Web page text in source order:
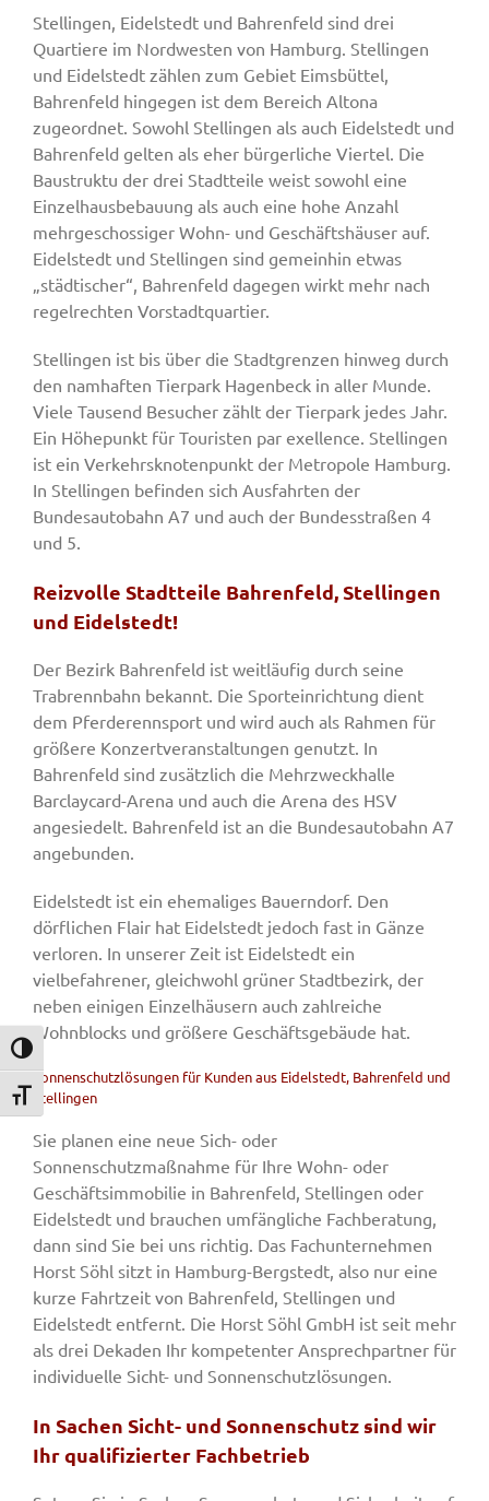
Umschalten auf hohe Kontraste
Schrift vergrößern
Stellingen, Eidelstedt und Bahrenfeld sind drei
Quartiere im Nordwesten von Hamburg. Stellingen
und Eidelstedt zählen zum Gebiet Eimsbüttel,
Bahrenfeld hingegen ist dem Bereich Altona
zugeordnet. Sowohl Stellingen als auch Eidelstedt und
Bahrenfeld gelten als eher bürgerliche Viertel. Die
Baustruktu der drei Stadtteile weist sowohl eine
Einzelhausbebauung als auch eine hohe Anzahl
mehrgeschossiger Wohn- und Geschäftshäuser auf.
Eidelstedt und Stellingen sind gemeinhin etwas
„städtischer“, Bahrenfeld dagegen wirkt mehr nach
regelrechten Vorstadtquartier.
Stellingen ist bis über die Stadtgrenzen hinweg durch
den namhaften Tierpark Hagenbeck in aller Munde.
Viele Tausend Besucher zählt der Tierpark jedes Jahr.
Ein Höhepunkt für Touristen par exellence. Stellingen
ist ein Verkehrsknotenpunkt der Metropole Hamburg.
In Stellingen befinden sich Ausfahrten der
Bundesautobahn A7 und auch der Bundesstraßen 4
und 5.
Reizvolle Stadtteile Bahrenfeld, Stellingen
und Eidelstedt!
Der Bezirk Bahrenfeld ist weitläufig durch seine
Trabrennbahn bekannt. Die Sporteinrichtung dient
dem Pferderennsport und wird auch als Rahmen für
größere Konzertveranstaltungen genutzt. In
Bahrenfeld sind zusätzlich die Mehrzweckhalle
Barclaycard-Arena und auch die Arena des HSV
angesiedelt. Bahrenfeld ist an die Bundesautobahn A7
angebunden.
Eidelstedt ist ein ehemaliges Bauerndorf. Den
dörflichen Flair hat Eidelstedt jedoch fast in Gänze
verloren. In unserer Zeit ist Eidelstedt ein
vielbefahrener, gleichwohl grüner Stadtbezirk, der
neben einigen Einzelhäusern auch zahlreiche
Wohnblocks und größere Geschäftsgebäude hat.
Sonnenschutzlösungen für Kunden aus Eidelstedt, Bahrenfeld und
Stellingen
Sie planen eine neue Sich- oder
Sonnenschutzmaßnahme für Ihre Wohn- oder
Geschäftsimmobilie in Bahrenfeld, Stellingen oder
Eidelstedt und brauchen umfängliche Fachberatung,
dann sind Sie bei uns richtig. Das Fachunternehmen
Horst Söhl sitzt in Hamburg-Bergstedt, also nur eine
kurze Fahrtzeit von Bahrenfeld, Stellingen und
Eidelstedt entfernt. Die Horst Söhl GmbH ist seit mehr
als drei Dekaden Ihr kompetenter Ansprechpartner für
individuelle Sicht- und Sonnenschutzlösungen.
In Sachen Sicht- und Sonnenschutz sind wir
Ihr qualifizierter Fachbetrieb